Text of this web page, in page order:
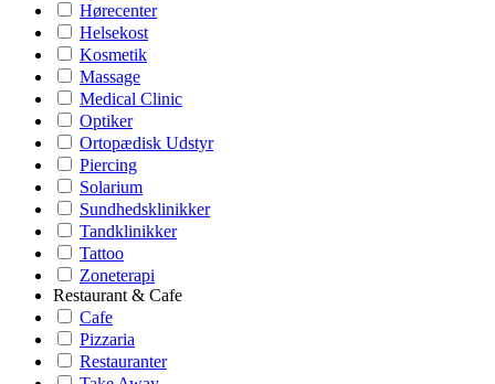
Hørecenter
Helsekost
Kosmetik
Massage
Medical Clinic
Optiker
Ortopædisk Udstyr
Piercing
Solarium
Sundhedsklinikker
Tandklinikker
Tattoo
Zoneterapi
Restaurant & Cafe
Cafe
Pizzaria
Restauranter